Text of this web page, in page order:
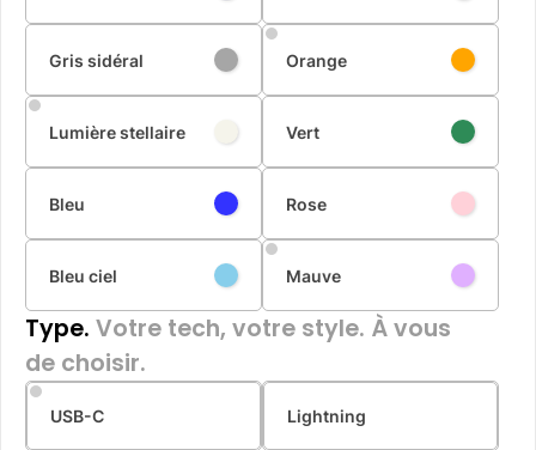
Gris sidéral Orange
Lumière stellaire Vert
Bleu Rose
Bleu ciel Mauve
Type. Votre tech, votre style. À vous
de choisir.
USB-C Lightning